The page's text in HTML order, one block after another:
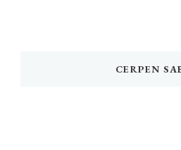
CERPEN